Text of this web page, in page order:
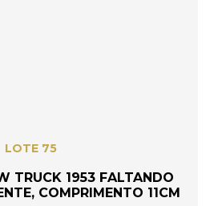
LOTE 75
TRUCK 1953 FALTANDO
COMPRIMENTO 11CM